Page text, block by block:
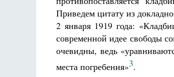
Приведем цитату из
2 января 1919 года:
современной идее свободы
очевидны, ведь
места погребения»3.